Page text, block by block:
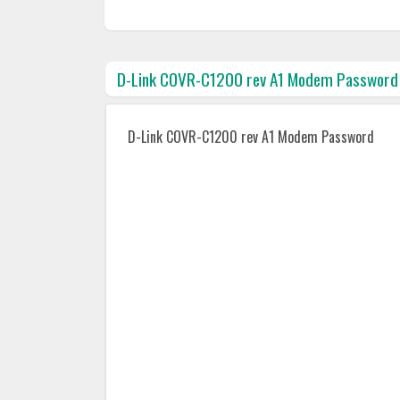
D-Link COVR-C1200 rev A1 Modem Password
D-Link COVR-C1200 rev A1 Modem Password